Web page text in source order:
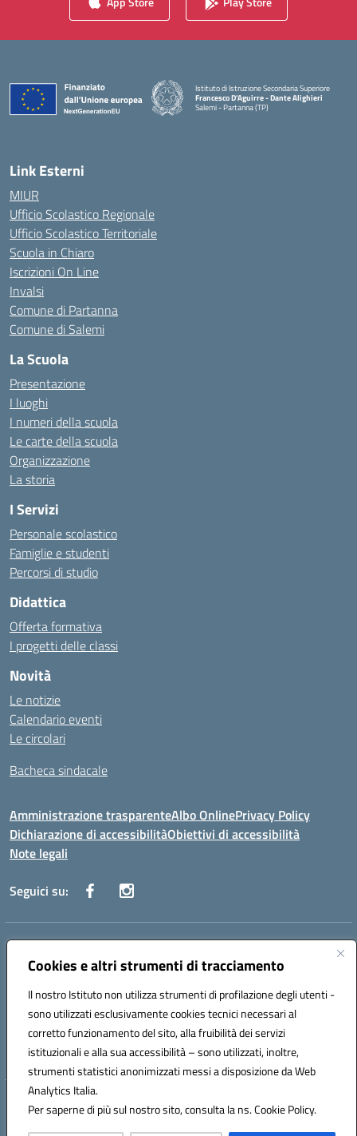
Cookies e altri strumenti di tracciamento
Il nostro Istituto non utilizza strumenti di profilazione degli utenti -
sono utilizzati esclusivamente cookies tecnici necessari al
corretto funzionamento del sito, alla fruibilità dei servizi
istituzionali e alla sua accessibilità – sono utilizzati, inoltre,
strumenti statistici anonimizzati messi a disposizione da Web
Analytics Italia.
Per saperne di più sul nostro sito, consulta la ns. Cookie Policy.
Istituto di Istruzione Secondaria Superiore
Francesco D'Aguirre - Dante Alighieri
Salemi - Partanna (TP)
Link Esterni
MIUR
Ufficio Scolastico Regionale
Ufficio Scolastico Territoriale
Scuola in Chiaro
Iscrizioni On Line
Invalsi
Comune di Partanna
Comune di Salemi
La Scuola
Presentazione
I luoghi
I numeri della scuola
Le carte della scuola
Organizzazione
La storia
I Servizi
Personale scolastico
Famiglie e studenti
Percorsi di studio
Didattica
Offerta formativa
I progetti delle classi
Novità
Le notizie
Calendario eventi
Le circolari
Bacheca sindacale
Amministrazione trasparenteAlbo OnlinePrivacy Policy
Dichiarazione di accessibilitàObiettivi di accessibilità
Note legali
Seguici su:
Indirizzo:
Centralino:0924 534873 Salemi - 0924534879 Partanna
Posta elettronica certificata (PEC):tpis002005@pec.istruzione.it
Codice fiscale: 90000320813
Codice meccanografico: TPIS002005
Hosting & Powered by 3D Solution S.r.l.
Concept & Design by Designers Italia